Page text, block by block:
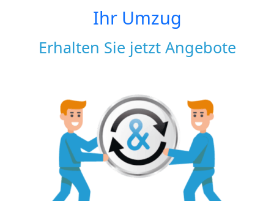
Ihr Umzug
Erhalten Sie jetzt Angebote